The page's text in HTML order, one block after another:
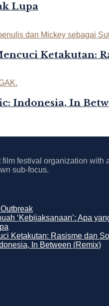
Lupa
Ketakutan:
Indonesia, In
film festival organization
sub-focus.
‘Kebijaksanaan’: Apa
Ketakutan: Rasisme dan
In Between (Remix)